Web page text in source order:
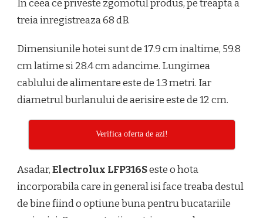
In ceea ce priveste zgomotul produs, pe treapta a
treia inregistreaza 68 dB.
Dimensiunile hotei sunt de 17.9 cm inaltime, 59.8
cm latime si 28.4 cm adancime. Lungimea
cablului de alimentare este de 1.3 metri. Iar
diametrul burlanului de aerisire este de 12 cm.
Verifica oferta de azi!
Asadar,Electrolux LFP316Seste o hota
incorporabila care in general isi face treaba destul
de bine fiind o optiune buna pentru bucatariile